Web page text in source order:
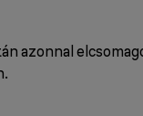
azonnal